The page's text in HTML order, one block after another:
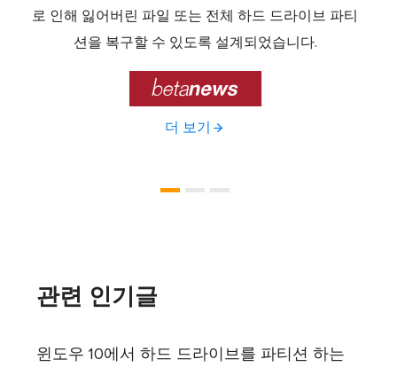
로 인해 잃어버린 파일 또는 전체 하드 드라이브 파티
션을 복구할 수 있도록 설계되었습니다.

더 보기
관련 인기글
윈도우 10에서 하드 드라이브를 파티션 하는